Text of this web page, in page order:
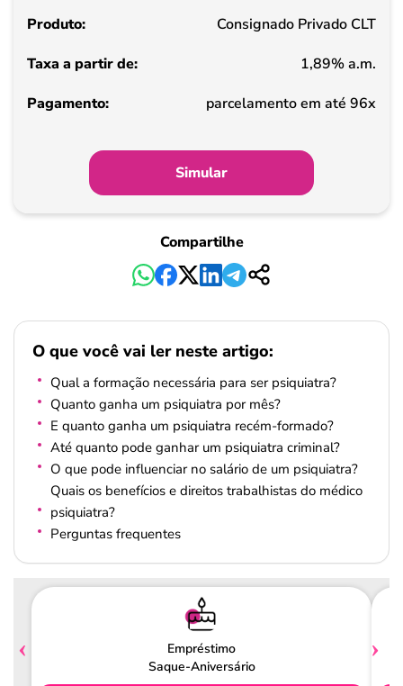
de
Pagamento
Consignado Privado CLT
1,89% a.m.
parcelamento em até 96x
Simular
Compartilhe
O que você vai ler neste artigo:
Qual a formação necessária para ser psiquiatra?
Quanto ganha um psiquiatra por mês?
E quanto ganha um psiquiatra recém-formado?
Até quanto pode ganhar um psiquiatra criminal?
O que pode influenciar no salário de um psiquiatra?
Quais os benefícios e direitos trabalhistas do médico
psiquiatra?
Perguntas frequentes
Empréstimo
Saque-Aniversário